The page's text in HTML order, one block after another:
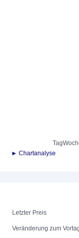
Tag
► Chartanalyse
Letzter Preis
Veränderung zum